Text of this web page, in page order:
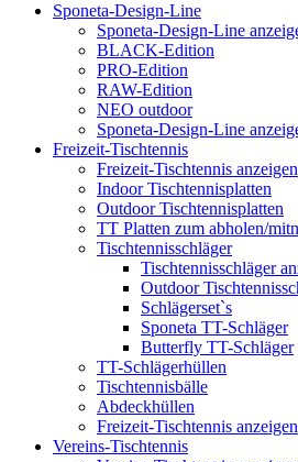
Sponeta-Design-Line
Sponeta-Design-Line
BLACK-Edition
PRO-Edition
RAW-Edition
NEO outdoor
Sponeta-Design-Line
Freizeit-Tischtennis
Freizeit-Tischtennis anzeigen
Indoor Tischtennisplatten
Outdoor Tischtennisplatten
TT Platten zum abholen/
Tischtennisschläger
Tischtennisschläger
Outdoor
Schlägerset`s
Sponeta TT-Schläger
Butterfly TT-Schläger
TT-Schlägerhüllen
Tischtennisbälle
Abdeckhüllen
Freizeit-Tischtennis anzeigen
Vereins-Tischtennis